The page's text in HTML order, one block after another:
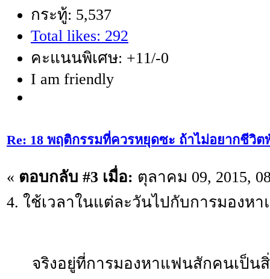
กระทู้: 5,537
Total likes: 292
คะแนนพิเศษ: +11/-0
I am friendly
Re: 18 พฤติกรรมที่ควรหยุดซะ ถ้าไม่อยากชีวิต
« ตอบกลับ #3 เมื่อ: ตุลาคม 09, 2015,
4. ใช้เวลาในแต่ล­ะวันไปกับการมองห
จริงอยู่ที่การมองหาแฟนสักคนเป็นสิ่